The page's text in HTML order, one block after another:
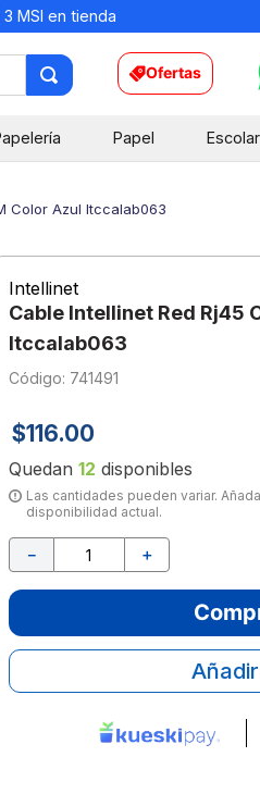
MSI en tienda
Ofertas
Papel Escolar
Color Azul Itccalab063
Intellinet
Cable Intellinet Red Rj45
Itccalab063
: 741491
$116.00
Quedan 12 disponibles
Las cantidades pueden variar.
disponibilidad actual.
＋
－